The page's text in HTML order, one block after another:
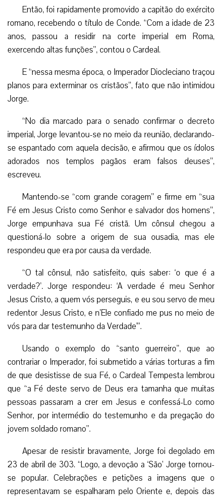
Então, foi rapidamente promovido a capitão do exército
romano, recebendo o título de Conde. “Com a idade de 23
anos, passou a residir na corte imperial em Roma,
exercendo altas funções”, contou o Cardeal.
E “nessa mesma época, o Imperador Diocleciano traçou
planos para exterminar os cristãos”, fato que não intimidou
Jorge.
“No dia marcado para o senado confirmar o decreto
imperial, Jorge levantou-se no meio da reunião, declarando-
se espantado com aquela decisão, e afirmou que os ídolos
adorados nos templos pagãos eram falsos deuses”,
escreveu.
Mantendo-se “com grande coragem” e firme em “sua
Fé em Jesus Cristo como Senhor e salvador dos homens”,
Jorge empunhava sua Fé cristã. Um cônsul chegou a
questioná-lo sobre a origem de sua ousadia, mas ele
respondeu que era por causa da verdade.
“O tal cônsul, não satisfeito, quis saber: ‘o que é a
verdade?’. Jorge respondeu: ‘A verdade é meu Senhor
Jesus Cristo, a quem vós perseguis, e eu sou servo de meu
redentor Jesus Cristo, e n’Ele confiado me pus no meio de
vós para dar testemunho da Verdade'”.
Usando o exemplo do “santo guerreiro”, que ao
contrariar o Imperador, foi submetido a várias torturas a fim
de que desistisse de sua Fé, o Cardeal Tempesta lembrou
que “a Fé deste servo de Deus era tamanha que muitas
pessoas passaram a crer em Jesus e confessá-Lo como
Senhor, por intermédio do testemunho e da pregação do
jovem soldado romano”.
Apesar de resistir bravamente, Jorge foi degolado em
23 de abril de 303. “Logo, a devoção a ‘São’ Jorge tornou-
se popular. Celebrações e petições a imagens que o
representavam se espalharam pelo Oriente e, depois das